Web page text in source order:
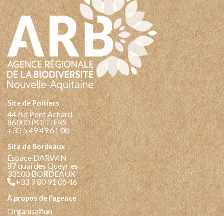
Site de Poitiers
44 Bd Pont Achard
86000 POITIERS
+33 5 49 49 61 00
Site de Bordeaux
Espace DARWIN
87 quai des Queyries
33100 BORDEAUX
+33 9 80 91 06 46
à propos de l’agence
Organisation